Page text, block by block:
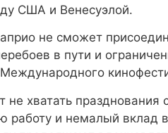
США и Венесуэлой.
не сможет
в пути и
Международного
не хватать
работу и немалый вклад